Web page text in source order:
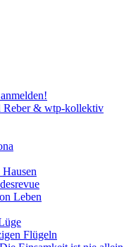
Reber & wtp-kollektiv
Leben
Flügeln